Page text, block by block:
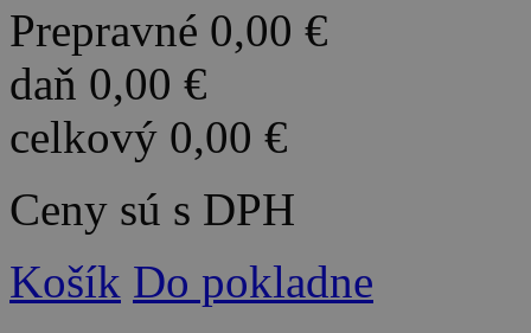
Prepravné 0,00 €
daň 0,00 €
celkový 0,00 €
Ceny sú s DPH
Košík Do pokladne